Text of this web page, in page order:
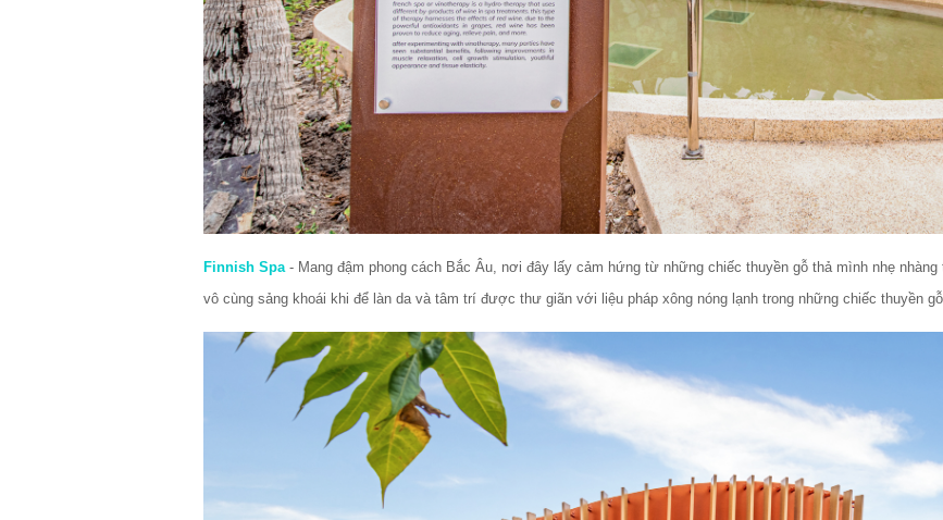
Finnish Spa - Mang đậm phong cách Bắc Âu, nơi đây lấy cảm hứng từ những chiếc thuyền gỗ thả mình nhẹ
vô cùng sảng khoái khi để làn da và tâm trí được thư giãn với liệu pháp xông nóng lạnh trong những chiếc thuyền